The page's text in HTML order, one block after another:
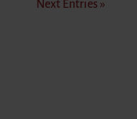
Next Entries »